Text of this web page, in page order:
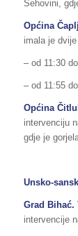
Šehovini,
Općina
imala je
– od 11:30
– od 11:55
Općina
intervenciju
gdje je
Unsko-
Grad Bihać.
intervencije